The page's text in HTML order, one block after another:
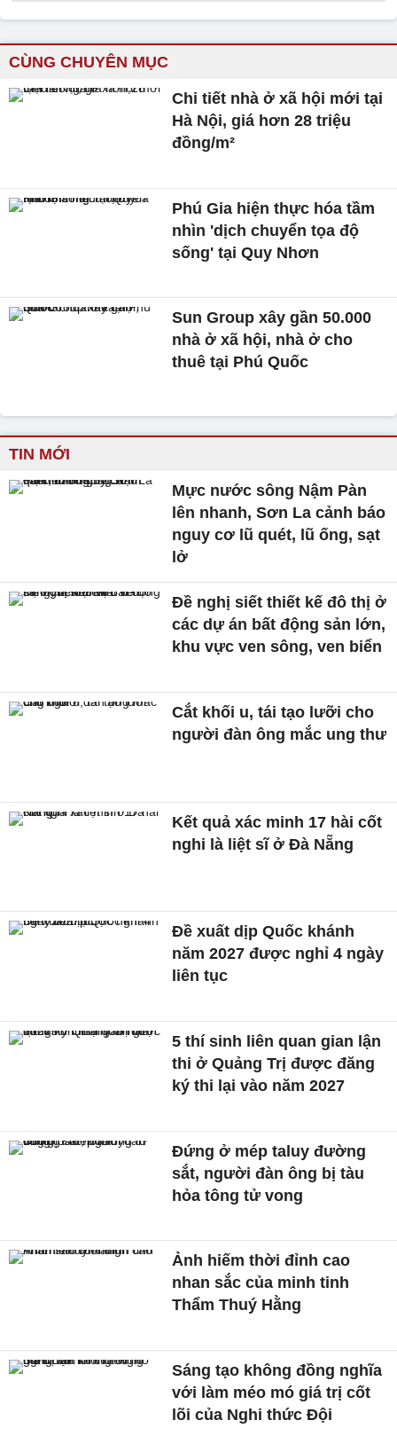
CÙNG CHUYÊN MỤC
Chi tiết nhà ở xã hội mới tại
Hà Nội, giá hơn 28 triệu
đồng/m²
Phú Gia hiện thực hóa tầm
nhìn 'dịch chuyển tọa độ
sống' tại Quy Nhơn
Sun Group xây gần 50.000
nhà ở xã hội, nhà ở cho
thuê tại Phú Quốc
TIN MỚI
Mực nước sông Nậm Pàn
lên nhanh, Sơn La cảnh báo
nguy cơ lũ quét, lũ ống, sạt
lở
Đề nghị siết thiết kế đô thị ở
các dự án bất động sản lớn,
khu vực ven sông, ven biển
Cắt khối u, tái tạo lưỡi cho
người đàn ông mắc ung thư
Kết quả xác minh 17 hài cốt
nghi là liệt sĩ ở Đà Nẵng
Đề xuất dịp Quốc khánh
năm 2027 được nghỉ 4 ngày
liên tục
5 thí sinh liên quan gian lận
thi ở Quảng Trị được đăng
ký thi lại vào năm 2027
Đứng ở mép taluy đường
sắt, người đàn ông bị tàu
hỏa tông tử vong
Ảnh hiếm thời đỉnh cao
nhan sắc của minh tinh
Thẩm Thuý Hằng
Sáng tạo không đồng nghĩa
với làm méo mó giá trị cốt
lõi của Nghi thức Đội